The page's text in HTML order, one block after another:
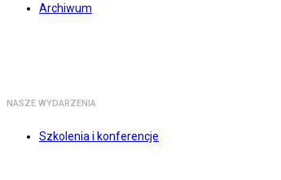
Archiwum
NASZE WYDARZENIA
Szkolenia i konferencje